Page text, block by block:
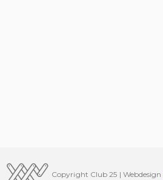
Copyright Club 25 | Webdesign